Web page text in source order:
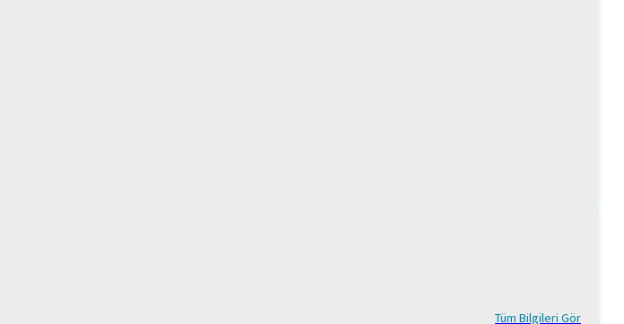
Tüm Bilgileri Gör